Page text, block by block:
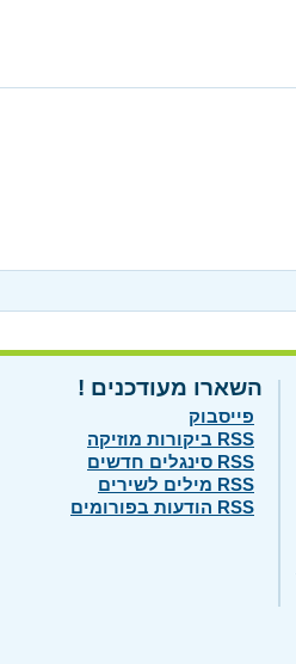
השארו מעודכנים !
פייסבוק
RSS ביקורות מוזיקה
RSS סינגלים חדשים
RSS מילים לשירים
RSS הודעות בפורומים